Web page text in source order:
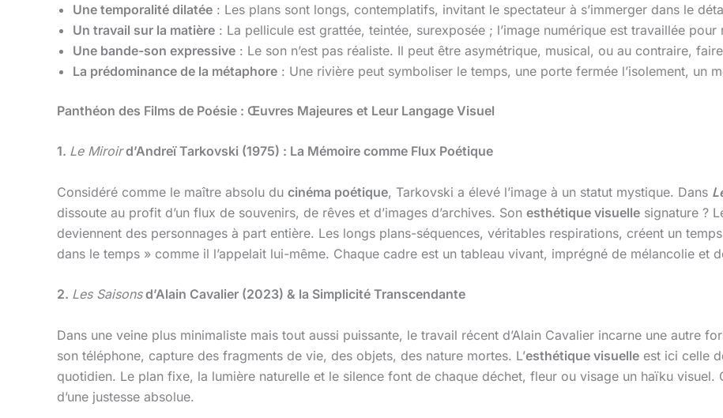
Une temporalité dilatée : Les plans sont longs, contemplatifs, invitant le spectateur à s’immerger dans le
Un travail sur la matière : La pellicule est grattée, teintée, surexposée ; l’image numérique est travaillée
Une bande-son expressive : Le son n’est pas réaliste. Il peut être asymétrique, musical, ou au contraire,
La prédominance de la métaphore : Une rivière peut symboliser le temps, une porte fermée l’isolement, un
Panthéon des Films de Poésie : Œuvres Majeures et Leur Langage Visuel
1. Le Miroird’Andreï Tarkovski (1975) : La Mémoire comme Flux Poétique
Considéré comme le maître absolu du cinéma poétique, Tarkovski a élevé l’image à un statut mystique. Dans
dissoute au profit d’un flux de souvenirs, de rêves et d’images d’archives. Son esthétique visuelle signature ?
deviennent des personnages à part entière. Les longs plans-séquences, véritables respirations, créent un
dans le temps » comme il l’appelait lui-même. Chaque cadre est un tableau vivant, imprégné de mélancolie et
2. Les Saisonsd’Alain Cavalier (2023) & la Simplicité Transcendante
Dans une veine plus minimaliste mais tout aussi puissante, le travail récent d’Alain Cavalier incarne une autre
son téléphone, capture des fragments de vie, des objets, des nature mortes. L’esthétique visuelle est ici celle
quotidien. Le plan fixe, la lumière naturelle et le silence font de chaque déchet, fleur ou visage un haïku visuel.
d’une justesse absolue.